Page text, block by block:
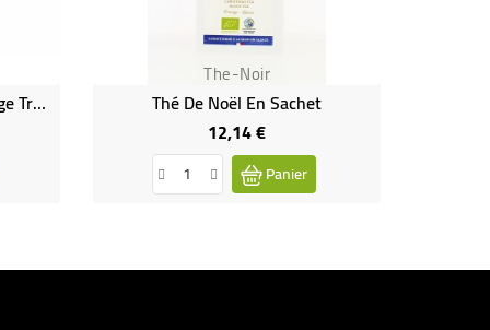
Breakfast - Thé Noir - Mélange Traditionnel - Inde - Bio & Demeter & Équitable
The-Noir
Thé De Noël En Sachet
12,14 €Prix
Panier